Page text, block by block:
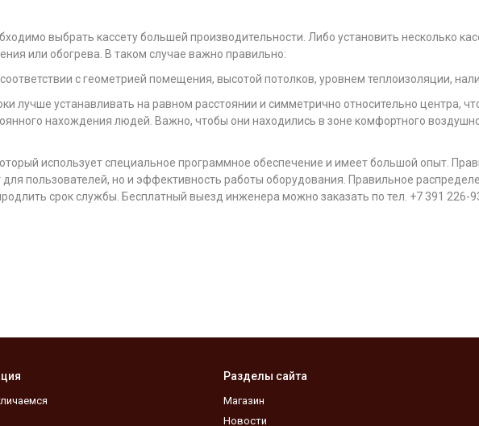
выбрать кассету большей производительности. Либо установить несколько
или обогрева. В таком случае важно правильно:
с геометрией помещения, высотой потолков, уровнем теплоизоляции,
лучше устанавливать на равном расстоянии и симметрично относительно центра,
нахождения людей. Важно, чтобы они находились в зоне комфортного
использует специальное программное обеспечение и имеет большой опыт.
пользователей, но и эффективность работы оборудования. Правильное
срок службы. Бесплатный выезд инженера можно заказать по тел. +7 391 226-
Разделы сайта
Магазин
Новости